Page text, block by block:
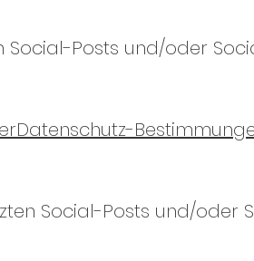
Social-Posts und/oder
Social-Posts und/oder